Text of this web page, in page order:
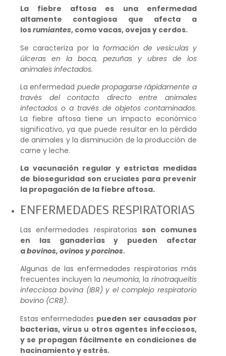
La fiebre aftosa es una enfermedad
altamente contagiosa que afecta a
losrumiantes, como vacas, ovejas y cerdos.
Se caracteriza por la formación de vesículas y
úlceras en la boca, pezuñas y ubres de los
animales infectados.
La enfermedad puede propagarse rápidamente a
través del contacto directo entre animales
infectados o a través de objetos contaminados.
La fiebre aftosa tiene un impacto económico
significativo, ya que puede resultar en la pérdida
de animales y la disminución de la producción de
carne y leche.
La vacunación regular y estrictas medidas
de bioseguridad son cruciales para prevenir
la propagación de la fiebre aftosa.
ENFERMEDADES RESPIRATORIAS
Las enfermedades respiratorias son comunes
en las ganaderías y pueden afectar
abovinos, ovinos y porcinos.
Algunas de las enfermedades respiratorias más
frecuentes incluyen la neumonía, la rinotraqueítis
infecciosa bovina (IBR) y el complejo respiratorio
bovino (CRB).
Estas enfermedades pueden ser causadas por
bacterias, virus u otros agentes infecciosos,
y se propagan fácilmente en condiciones de
hacinamiento y estrés.